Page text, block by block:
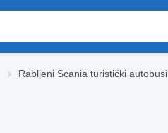
Rabljeni Scania turistički autobusi